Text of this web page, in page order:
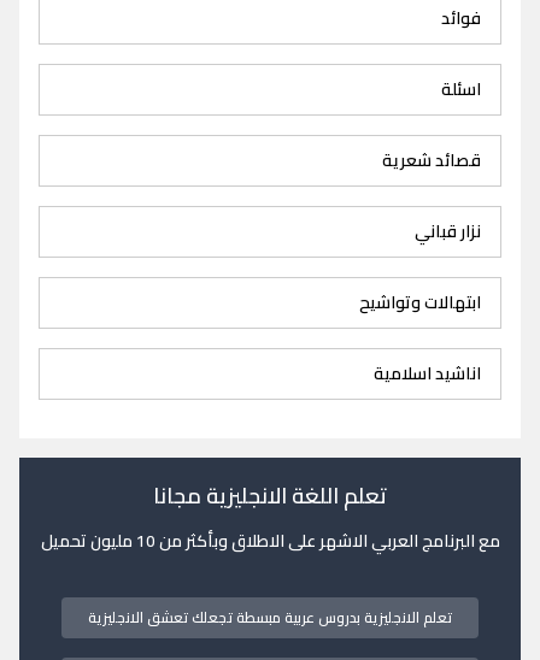
فوائد
اسئلة
قصائد شعرية
نزار قباني
ابتهالات وتواشيح
اناشيد اسلامية
تعلم اللغة الانجليزية مجانا
مع البرنامج العربي الاشهر على الاطلاق وبأكثر من 10 مليون تحميل
تعلم الانجليزية بدروس عربية مبسطة تجعلك تعشق الانجليزية